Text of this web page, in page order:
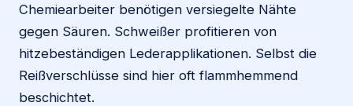
Chemiearbeiter benötigen versiegelte Nähte
gegen Säuren. Schweißer profitieren von
hitzebeständigen Lederapplikationen. Selbst die
Reißverschlüsse sind hier oft flammhemmend
beschichtet.